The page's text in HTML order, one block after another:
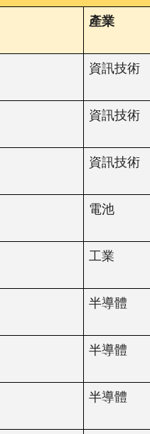
產業
資訊技術
資訊技術
資訊技術
電池
工業
半導體
半導體
半導體